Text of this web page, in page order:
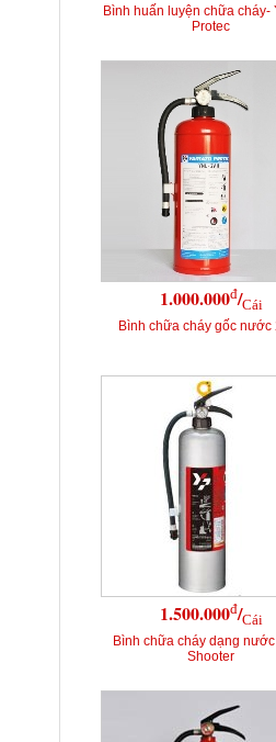
Bình huấn luyện chữa cháy-
Protec
1.000.000đ/Cái
Bình chữa cháy gốc nước
1.500.000đ/Cái
Bình chữa cháy dạng
Shooter